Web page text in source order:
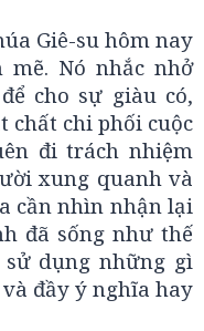
Giê-su hôm nay
Nó nhắc nhở
cho sự giàu có,
chất chi phối cuộc
đi trách nhiệm
xung quanh và
cần nhìn nhận lại
đã sống như thế
dụng những gì
đầy ý nghĩa hay